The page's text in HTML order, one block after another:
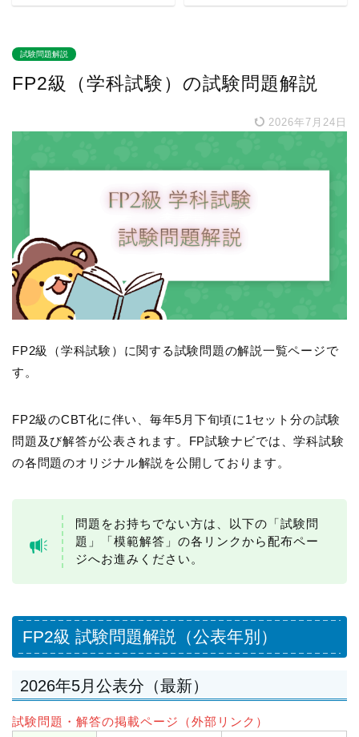
試験問題解説
FP2級（学科試験）の試験問題解説
2026年7月24日
FP2級（学科試験）に関する試験問題の解説一覧ページで
す。
FP2級のCBT化に伴い、毎年5月下旬頃に1セット分の試験
問題及び解答が公表されます。FP試験ナビでは、学科試験
の各問題のオリジナル解説を公開しております。
問題をお持ちでない方は、以下の「試験問
題」「模範解答」の各リンクから配布ペー
ジへお進みください。
FP2級 試験問題解説（公表年別）
2026年5月公表分（最新）
試験問題・解答の掲載ページ（外部リンク）